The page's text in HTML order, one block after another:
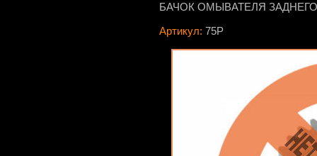
БАЧОК ОМЫВАТЕЛЯ ЗАДНЕГО
Артикул: 75Р